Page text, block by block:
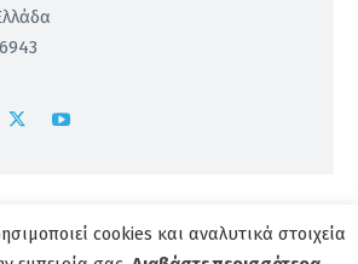
cookies και αναλυτικά στοιχεία